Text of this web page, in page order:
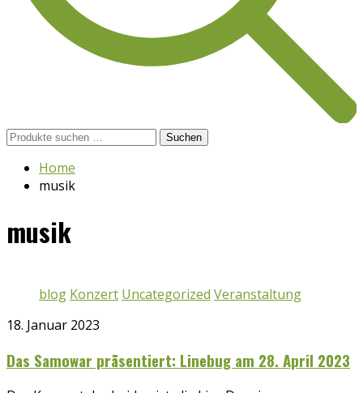
Suchen
Suchen
Home
musik
musik
blog Konzert Uncategorized Veranstaltung
18. Januar 2023
Das Samowar präsentiert: Linebug am 28. April 2023